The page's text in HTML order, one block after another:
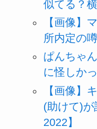
似てる？
【画像】
所内定の
ぱんちゃ
に怪しか
【画像】
(助けて)が
2022】